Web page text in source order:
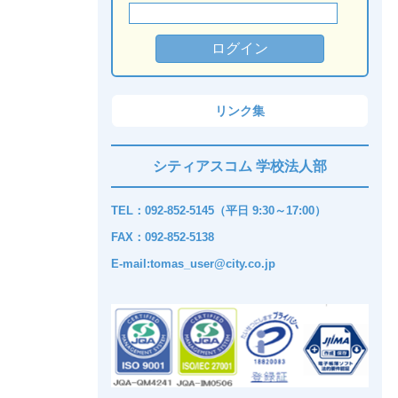
リンク集
シティアスコム 学校法人部
TEL：092-852-5145（平日 9:30～17:00）
FAX：092-852-5138
E-mail:tomas_user@city.co.jp